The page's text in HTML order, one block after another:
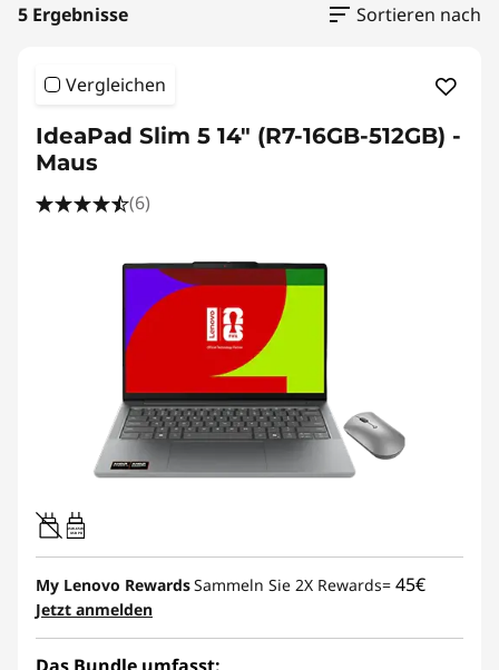
5 Ergebnisse Sortieren nach
Vergleichen
IdeaPad Slim 5 14" (R7-16GB-512GB) -
Maus
(6)
45W-65W
USB PD
My Lenovo RewardsSammeln Sie 2X Rewards= 45€
Jetzt anmelden